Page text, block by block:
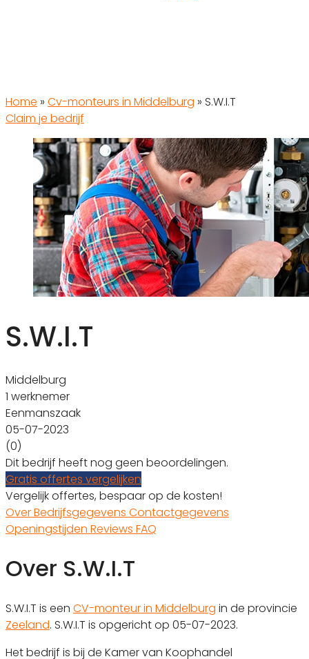
Home » Cv-monteurs in Middelburg » S.W.I.T
Claim je bedrijf
S.W.I.T
Middelburg
1 werknemer
Eenmanszaak
05-07-2023
(0)
Dit bedrijf heeft nog geen beoordelingen.
Gratis offertes vergelijken
Vergelijk offertes, bespaar op de kosten!
OverBedrijfsgegevens Contactgegevens
Openingstijden Reviews FAQ
Over S.W.I.T
S.W.I.T is een CV-monteur in Middelburg in de provincie
Zeeland. S.W.I.T is opgericht op 05-07-2023.
Het bedrijf is bij de Kamer van Koophandel